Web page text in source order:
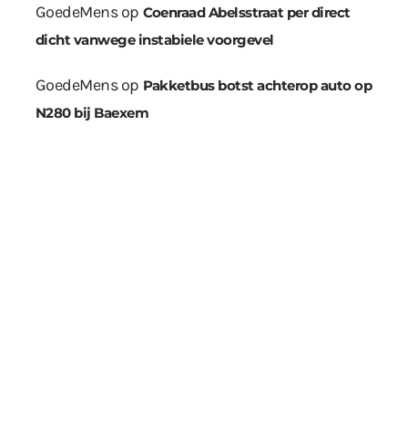
GoedeMensop Coenraad Abelsstraat per direct
dicht vanwege instabiele voorgevel
GoedeMensop Pakketbus botst achterop auto op
N280 bij Baexem